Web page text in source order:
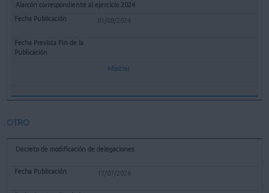
Alarcón correspondiente al ejercicio 2024
01/08/2024
Mostrar
OTRO
Decreto de modificación de delegaciones
17/07/2026